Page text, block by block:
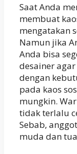
Saat Anda
membuat
mengatakan
Namun jika
Anda bisa
desainer
dengan
pada kaos
mungkin.
tidak terlalu
Sebab,
muda dan